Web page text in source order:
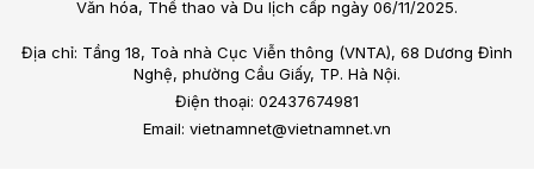
Văn hóa, Thể thao và Du lịch cấp ngày 06/11/2025.
Địa chỉ: Tầng 18, Toà nhà Cục Viễn thông (VNTA), 68 Dương Đình
Nghệ, phường Cầu Giấy, TP. Hà Nội.
Điện thoại: 02437674981
Email: vietnamnet@vietnamnet.vn